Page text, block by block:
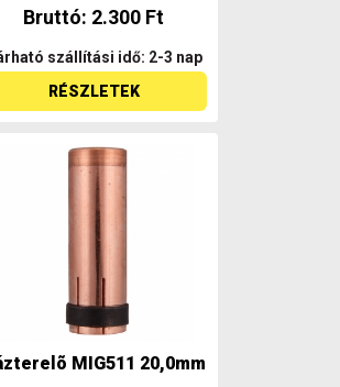
Bruttó: 2.300 Ft
szállítási idő: 2-3 nap
RÉSZLETEK
MIG511 20,0mm